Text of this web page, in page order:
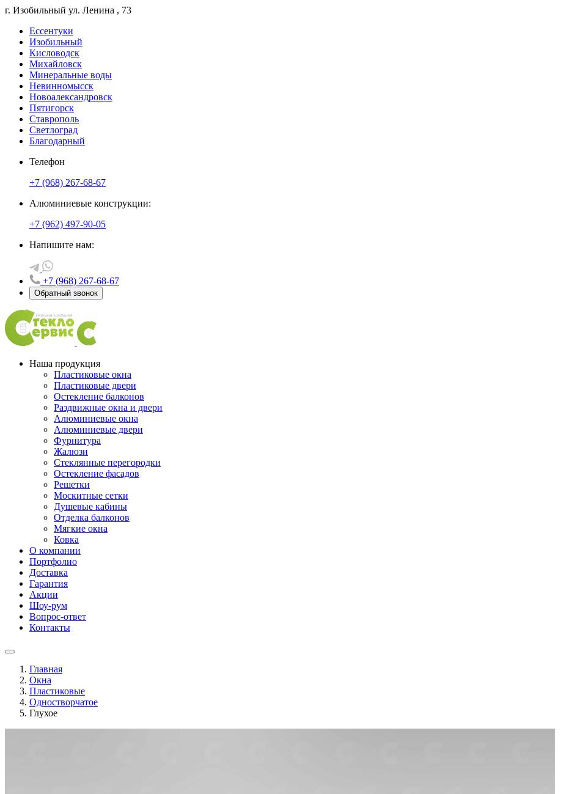
г. Изобильный ул. Ленина , 73
Ессентуки
Изобильный
Кисловодск
Михайловск
Минеральные воды
Невинномысск
Новоалександровск
Пятигорск
Ставрополь
Светлоград
Благодарный
Телефон
+7 (968) 267-68-67
Алюминиевые конструкции:
+7 (962) 497-90-05
Напишите нам:
+7 (968) 267-68-67
Обратный звонок
Наша продукция
Пластиковые окна
Пластиковые двери
Остекление балконов
Раздвижные окна и двери
Алюминиевые окна
Алюминиевые двери
Фурнитура
Жалюзи
Стеклянные перегородки
Остекление фасадов
Решетки
Москитные сетки
Душевые кабины
Отделка балконов
Мягкие окна
Ковка
О компании
Портфолио
Доставка
Гарантия
Акции
Шоу-рум
Вопрос-ответ
Контакты
Главная
Окна
Пластиковые
Одностворчатое
Глухое